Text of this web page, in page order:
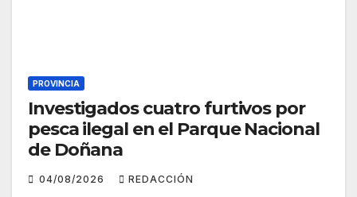
PROVINCIA
Investigados cuatro furtivos por
pesca ilegal en el Parque Nacional
de Doñana
04/08/2026 REDACCIÓN